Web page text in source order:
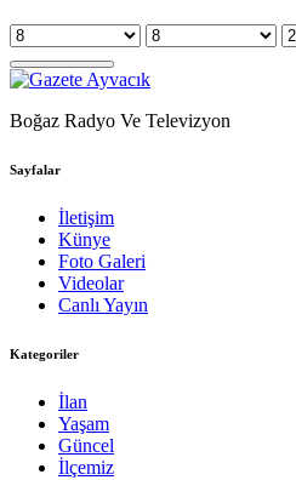
Boğaz Radyo Ve Televizyon
Sayfalar
İletişim
Künye
Foto Galeri
Videolar
Canlı Yayın
Kategoriler
İlan
Yaşam
Güncel
İlçemiz